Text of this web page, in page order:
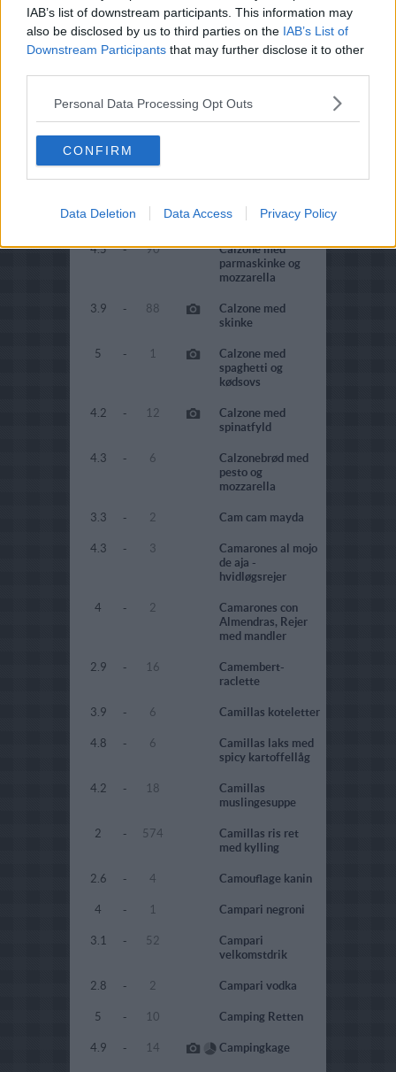
IAB’s list of downstream participants. This information may
also be disclosed by us to third parties on the IAB’s List of
Downstream Participants that may further disclose it to other
Personal Data Processing Opt Outs
CONFIRM
Data Deletion Data Access Privacy Policy
4.5 - 2
Callos a la
Madrileña (Kallun
med kalveføder)
4 -
12
Calzone med
grøntsagsfyld
4.5 - 90
Calzone med
parmaskinke og
mozzarella
3.9 - 88
Calzone med
skinke
5 - 1
Calzone med
spaghetti og
kødsovs
4.2 - 12
Calzone med
spinatfyld
4.3 - 6
Calzonebrød med
pesto og
mozzarella
3.3 - 2 Cam cam mayda
4.3 - 3
Camarones al mojo
de aja -
hvidløgsrejer
4 - 2
Camarones con
Almendras, Rejer
med mandler
2.9 - 16
Camembert-
raclette
3.9 - 6 Camillas koteletter
4.8 - 6
Camillas laks med
spicy kartoffellåg
4.2 - 18
Camillas
muslingesuppe
2 - 574
Camillas ris ret
med kylling
2.6 - 4 Camouflage kanin
4 - 1 Campari negroni
3.1 - 52
Campari
velkomstdrik
2.8 - 2 Campari vodka
5 - 10 Camping Retten
4.9 - 14 Campingkage